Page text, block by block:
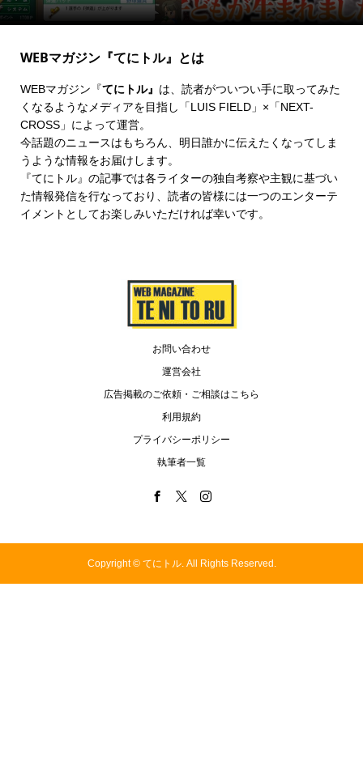
WEBマガジン『てにトル』とは
WEBマガジン『てにトル』 は、読者がついつい手に取ってみた
くなるようなメディアを目指し「LUIS FIELD」×「NEXT-
CROSS」によって運営。
今話題のニュースはもちろん、明日誰かに伝えたくなってしま
うような情報をお届けします。
『てにトル』の記事では各ライターの独自考察や主観に基づい
た情報発信を行なっており、読者の皆様には一つのエンターテ
イメントとしてお楽しみいただければ幸いです。
お問い合わせ
運営会社
広告掲載のご依頼・ご相談はこちら
利用規約
プライバシーポリシー
執筆者一覧
Copyright ©てにトル. All Rights Reserved.